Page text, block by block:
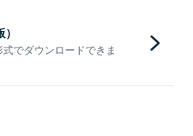
でダウンロードできま